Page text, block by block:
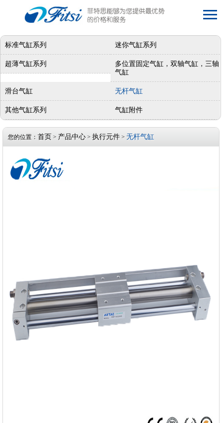
标准气缸系列 迷你气缸系列
超薄气缸系列
多位置固定气缸，双轴气缸，三轴
气缸
滑台气缸 无杆气缸
其他气缸系列 气缸附件
您的位置： 首页 > 产品中心 > 执行元件 > 无杆气缸